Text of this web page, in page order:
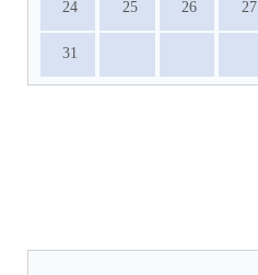
24 25 26 27
31